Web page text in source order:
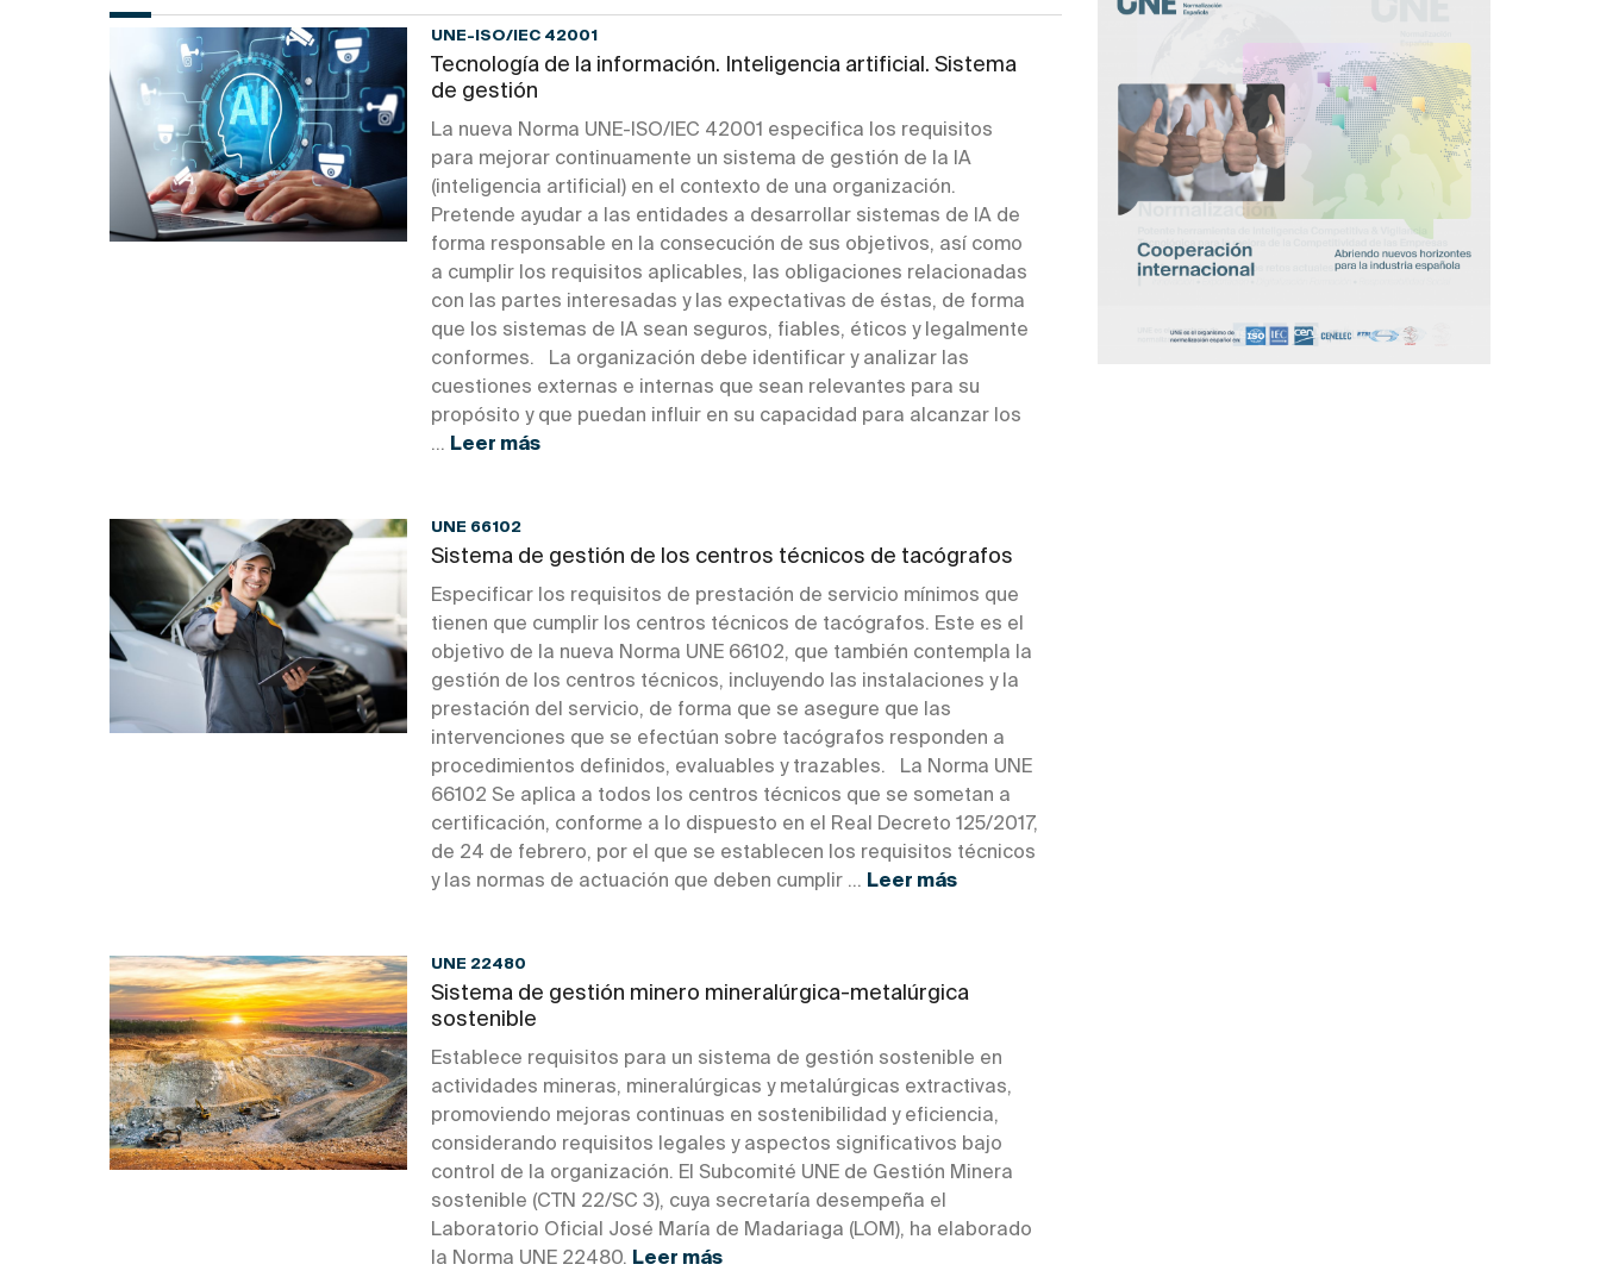
UNE-ISO/IEC 42001
Tecnología de la información. Inteligencia artificial. Sistema
de gestión
La nueva Norma UNE-ISO/IEC 42001 especifica los requisitos
para mejorar continuamente un sistema de gestión de la IA
(inteligencia artificial) en el contexto de una organización.
Pretende ayudar a las entidades a desarrollar sistemas de IA de
forma responsable en la consecución de sus objetivos, así como
a cumplir los requisitos aplicables, las obligaciones relacionadas
con las partes interesadas y las expectativas de éstas, de forma
que los sistemas de IA sean seguros, fiables, éticos y legalmente
conformes. La organización debe identificar y analizar las
cuestiones externas e internas que sean relevantes para su
propósito y que puedan influir en su capacidad para alcanzar los
... Leer más
UNE 66102
Sistema de gestión de los centros técnicos de tacógrafos
Especificar los requisitos de prestación de servicio mínimos que
tienen que cumplir los centros técnicos de tacógrafos. Este es el
objetivo de la nueva Norma UNE 66102, que también contempla la
gestión de los centros técnicos, incluyendo las instalaciones y la
prestación del servicio, de forma que se asegure que las
intervenciones que se efectúan sobre tacógrafos responden a
procedimientos definidos, evaluables y trazables. La Norma UNE
66102 Se aplica a todos los centros técnicos que se sometan a
certificación, conforme a lo dispuesto en el Real Decreto 125/2017,
de 24 de febrero, por el que se establecen los requisitos técnicos
y las normas de actuación que deben cumplir ... Leer más
UNE 22480
Sistema de gestión minero mineralúrgica-metalúrgica
sostenible
Establece requisitos para un sistema de gestión sostenible en
actividades mineras, mineralúrgicas y metalúrgicas extractivas,
promoviendo mejoras continuas en sostenibilidad y eficiencia,
considerando requisitos legales y aspectos significativos bajo
control de la organización. El Subcomité UNE de Gestión Minera
sostenible (CTN 22/SC 3), cuya secretaría desempeña el
Laboratorio Oficial José María de Madariaga (LOM), ha elaborado
la Norma UNE 22480. Leer más